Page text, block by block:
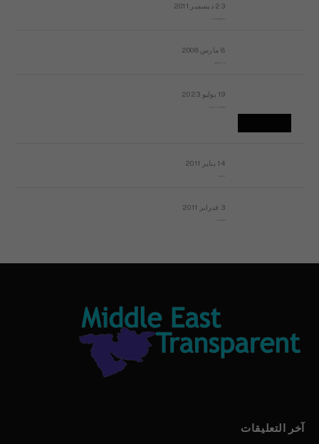
23 ديسمبر 2011
8 مارس 2008
19 يوليو 2023
14 يناير 2011
3 فبراير 2011
آخر التعليقات